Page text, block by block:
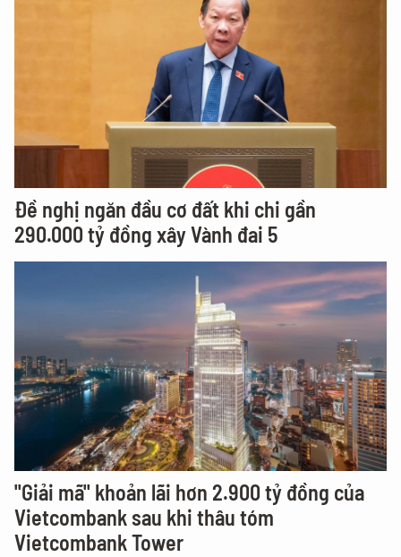
Đề nghị ngăn đầu cơ đất khi chi gần
290.000 tỷ đồng xây Vành đai 5
"Giải mã" khoản lãi hơn 2.900 tỷ đồng của
Vietcombank sau khi thâu tóm
Vietcombank Tower